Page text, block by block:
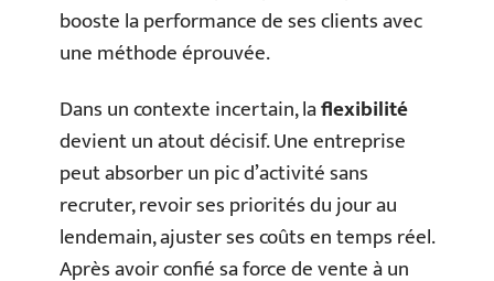
booste la performance de ses clients avec
une méthode éprouvée.
Dans un contexte incertain, laflexibilité
devient un atout décisif. Une entreprise
peut absorber un pic d’activité sans
recruter, revoir ses priorités du jour au
lendemain, ajuster ses coûts en temps réel.
Après avoir confié sa force de vente à un